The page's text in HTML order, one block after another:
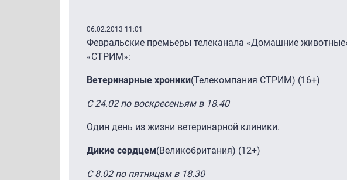
06.02.2013 11:01
Февральские премьеры телеканала «Домашние
«СТРИМ»:
Ветеринарные хроники(Телекомпания СТРИМ) (16+)
С 24.02 по воскресеньям в 18.40
Один день из жизни ветеринарной клиники.
Дикие сердцем(Великобритания) (12+)
С 8.02 по пятницам в 18.30